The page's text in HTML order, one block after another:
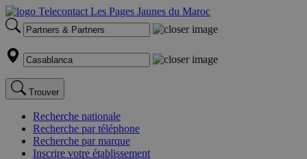
Trouver
Recherche nationale
Recherche par téléphone
Recherche par marque
Inscrire votre établissement